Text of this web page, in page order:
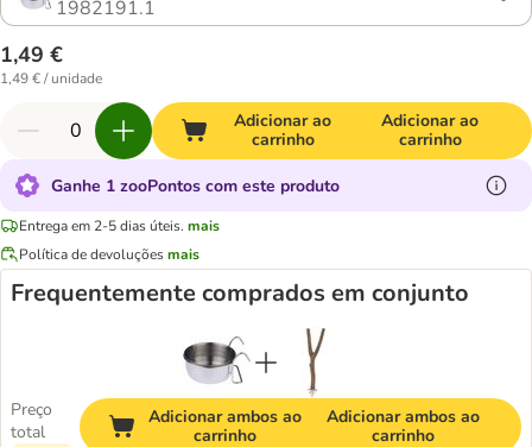
1982191.1
1,49 €
1,49 € / unidade
Adicionar ao
carrinho
Adicionar ao
carrinho
Ganhe 1 zooPontos com este produto
Entrega em 2-5 dias úteis. mais
Política de devoluçõesmais
Frequentemente comprados em conjunto
Preço
total
Adicionar ambos ao
carrinho
Adicionar ambos ao
carrinho